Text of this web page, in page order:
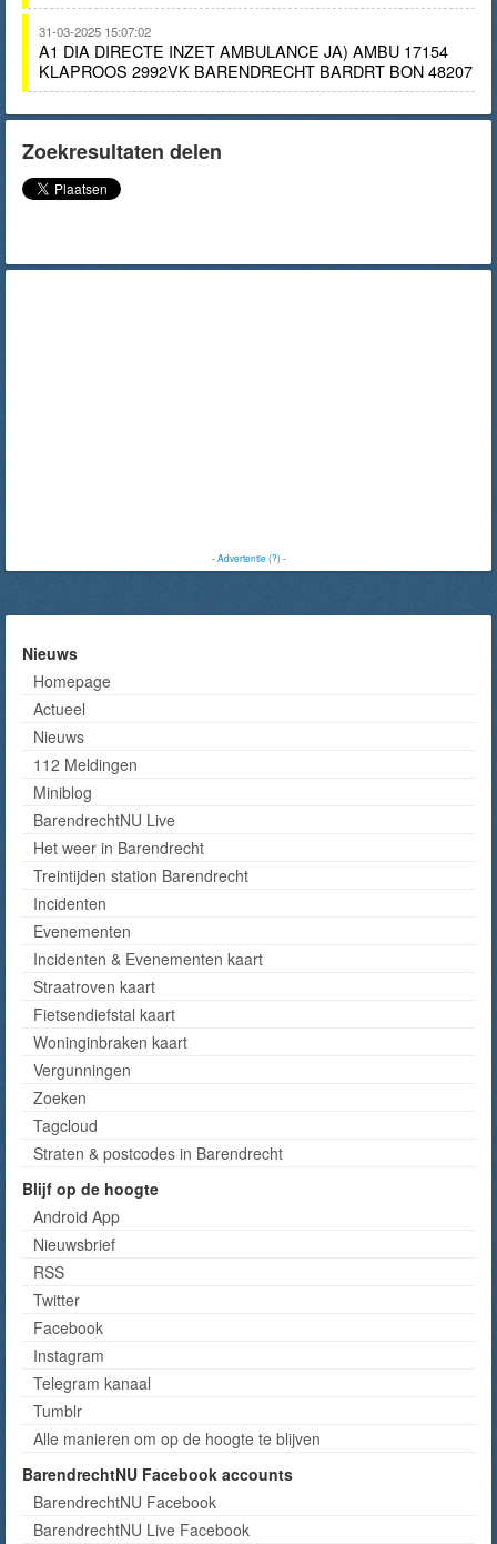
31-03-2025 15:07:02
A1 DIA DIRECTE INZET AMBULANCE JA) AMBU 17154
KLAPROOS 2992VK BARENDRECHT BARDRT BON 48207
Zoekresultaten delen
-Advertentie (?)-
Nieuws
Homepage
Actueel
Nieuws
112 Meldingen
Miniblog
BarendrechtNU Live
Het weer in Barendrecht
Treintijden station Barendrecht
Incidenten
Evenementen
Incidenten & Evenementen kaart
Straatroven kaart
Fietsendiefstal kaart
Woninginbraken kaart
Vergunningen
Zoeken
Tagcloud
Straten & postcodes in Barendrecht
Blijf op de hoogte
Android App
Nieuwsbrief
RSS
Twitter
Facebook
Instagram
Telegram kanaal
Tumblr
Alle manieren om op de hoogte te blijven
BarendrechtNU Facebook accounts
BarendrechtNU Facebook
BarendrechtNU Live Facebook